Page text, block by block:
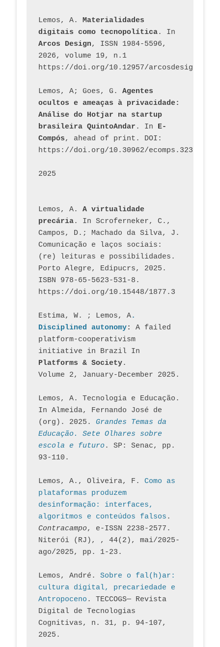
Lemos, A. Materialidades
digitais como tecnopolítica
Arcos Design, ISSN 1984-5596,
2026, volume 19, n.1
https://doi.org/10.12957/
Lemos, A; Goes, G. Agentes
ocultos e ameaças à privacidade:
Análise do Hotjar na startup
brasileira QuintoAndar . In E-
Compós, ahead of print. DOI:
https://doi.org/10.30962/ecomps.3231
2025
Lemos, A. A virtualidade
precária. In Scroferneker, C.,
Campos, D.; Machado da Silva, J.
Comunicação e laços sociais:
(re) leituras e possibilidades.
Porto Alegre, Edipucrs, 2025.
ISBN 978-65-5623-531-8.
https://doi.org/10.15448/1877.3
Estima, W. ; Lemos, A.
Disciplined autonomy: A failed
platform-cooperativism
initiative in Brazil In
Platforms & Society.
Volume 2, January-December 2025.
Lemos, A. Tecnologia e Educação.
In Almeida, Fernando José de
(org). 2025. Grandes Temas da
Educação. Sete Olhares sobre
escola e futuro. SP: Senac, pp.
93-110.
Lemos, A., Oliveira, F. Como as
plataformas produzem
desinformação: interfaces,
algoritmos e conteúdos falsos
Contracampo, e-ISSN 2238-2577.
Niterói (RJ), , 44(2), mai/2025-
ago/2025, pp. 1-23.
Lemos, André. Sobre o fal(h)ar:
cultura digital, precariedade e
Antropoceno . TECCOGS— Revista
Digital de Tecnologias
Cognitivas, n. 31, p. 94-107,
2025.